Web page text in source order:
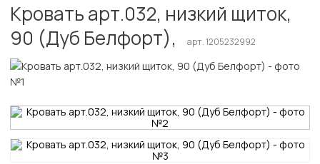
Кровать арт.032, низкий щиток,
90 (Дуб Белфорт),
арт. 1205232992